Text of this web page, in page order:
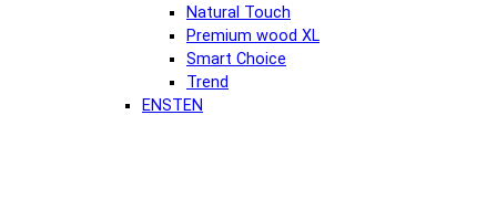
Natural Touch
Premium wood XL
Smart Choice
Trend
ENSTEN